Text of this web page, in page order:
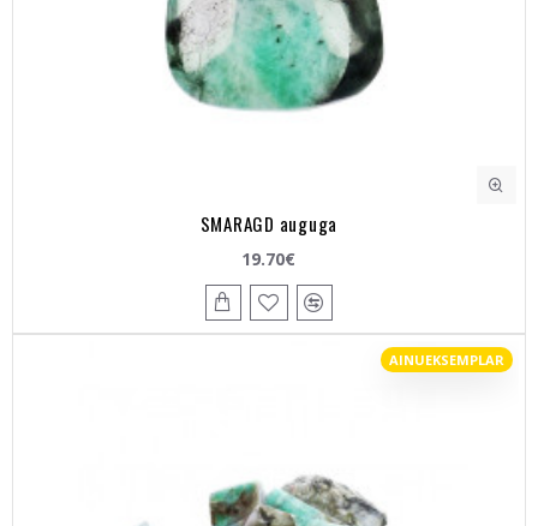
SMARAGD auguga
19.70€
AINUEKSEMPLAR